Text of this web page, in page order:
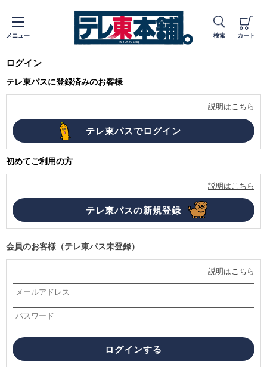
メニュー 検索 カート
ログイン
テレ東パスに登録済みのお客様
説明はこちら
初めてご利用の方
説明はこちら
会員のお客様（テレ東パス未登録）
説明はこちら